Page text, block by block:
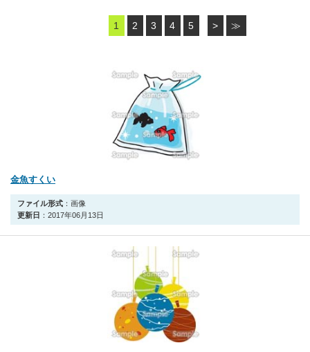
1 2 3 4 5 > ≫
金魚すくい
ファイル形式 ：画像
更新日 ：2017年06月13日